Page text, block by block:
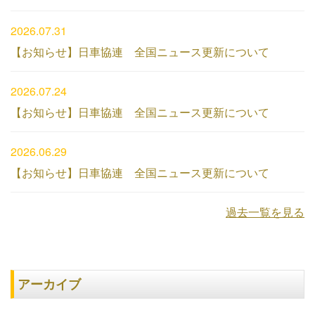
2026.07.31
【お知らせ】日車協連 全国ニュース更新について
2026.07.24
【お知らせ】日車協連 全国ニュース更新について
2026.06.29
【お知らせ】日車協連 全国ニュース更新について
過去一覧を見る
アーカイブ